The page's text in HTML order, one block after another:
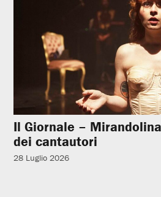
Il Giornale –
dei cantautori
28 Luglio 2026